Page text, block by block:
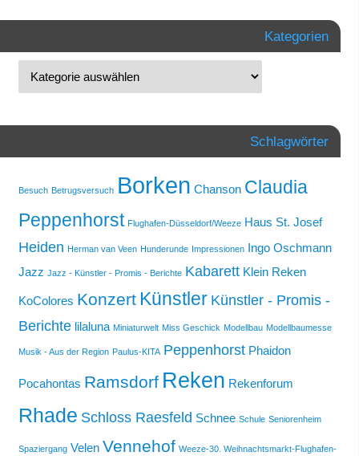
Kategorien
Schlagwörter
Besuch Betrugsversuch Borken Chanson Claudia
Peppenhorst Flughafen-Düsseldorf/Weeze Haus St. Josef
Heiden Herman van Veen Hunderunde Impressionen Ingo Oschmann
Jazz Jazz - Künstler - Promis - Berichte Kabarett Klein Reken
KoColores Konzert Künstler Künstler - Promis -
Berichte lilaluna Miniaturwelt Miss Geschick Modellbau Modellbaumesse
Musik - Aus der Region Paulus-KITA Peppenhorst Phaidon
Pocahontas Ramsdorf Reken Rekenforum
Rhade Schloss Raesfeld Schnee Schule Seniorenheim
Spaziergang Velen Vennehof Weeze-30. Weihnachtsmarkt-Flughafen-